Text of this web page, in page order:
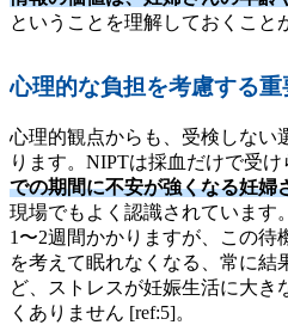
ということを理解しておくこと
心理的な負担を考慮する重
心理的観点からも、受検しない
ります。NIPTは採血だけで受け
での期間に不安が強くなる妊婦
現場でもよく認識されています
1〜2週間かかりますが、この待
を考えて眠れなくなる、常に結
ど、ストレスが妊娠生活に大き
くありません [ref:5]。